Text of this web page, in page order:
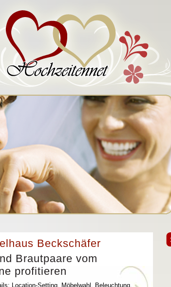
Beckschäfer
Brautpaare vom
profitieren
Location-Setting, Möbelwahl, Beleuchtung,